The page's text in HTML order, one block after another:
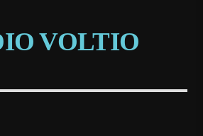
VOLTIO